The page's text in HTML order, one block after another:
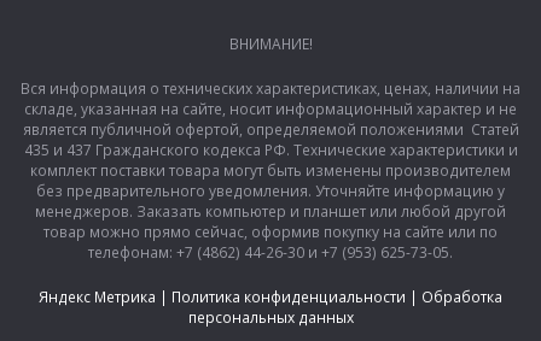
ВНИМАНИЕ!
Вся информация о технических характеристиках, ценах, наличии на
складе, указанная на сайте, носит информационный характер и не
является публичной офертой, определяемой положениями Статей
435 и 437 Гражданского кодекса РФ. Технические характеристики и
комплект поставки товара могут быть изменены производителем
без предварительного уведомления. Уточняйте информацию у
менеджеров. Заказать компьютер и планшет или любой другой
товар можно прямо сейчас, оформив покупку на сайте или по
телефонам: +7 (4862) 44-26-30 и +7 (953) 625-73-05.
Яндекс Метрика | Политика конфиденциальности | Обработка
персональных данных